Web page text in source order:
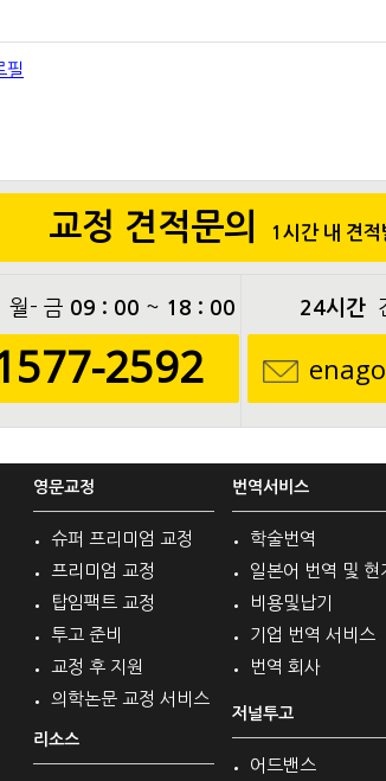
필
교정 견적문의 1시간 내 견적
월- 금 09 : 00 ~ 18 : 00
2592
24시간
영문교정
슈퍼 프리미엄 교정
프리미엄 교정
탑임팩트 교정
투고 준비
교정 후 지원
의학논문 교정 서비스
리소스
번역서비스
학술번역
일본어 번역 및 현
비용및납기
기업 번역 서비스
번역 회사
저널투고
어드밴스